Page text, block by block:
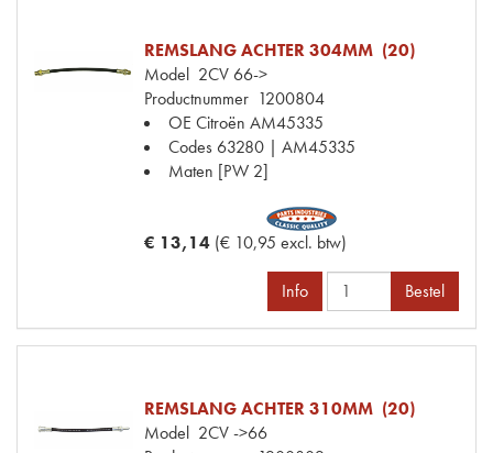
REMSLANG ACHTER 304MM (20)
Model 2CV 66->
Productnummer 1200804
OE Citroën AM45335
Codes 63280 | AM45335
Maten [PW 2]
€ 13,14 (€ 10,95 excl. btw)
Info Bestel
REMSLANG ACHTER 310MM (20)
Model 2CV ->66